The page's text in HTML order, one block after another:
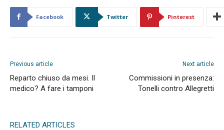
Facebook Twitter Pinterest
Previous article
Reparto chiuso da mesi. Il
medico? A fare i tamponi
Next article
Commissioni in presenza:
Tonelli contro Allegretti
RELATED ARTICLES